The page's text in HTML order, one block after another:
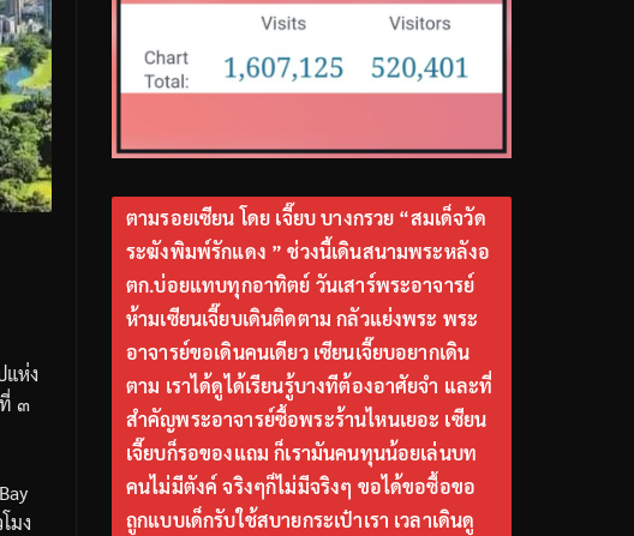
ห่ง
๓
มง
ตามรอยเซียน โดย เจี๊ยบ บางกรวย “สมเด็จวัด
ระฆังพิมพ์รักแดง ” ช่วงนี้เดินสนามพระหลังอ
ตก.บ่อยแทบทุกอาทิตย์ วันเสาร์พระอาจารย์
ห้ามเซียนเจี๊ยบเดินติดตาม กลัวแย่งพระ พระ
อาจารย์ขอเดินคนเดียว เซียนเจี๊ยบอยากเดิน
ตาม เราได้ดูได้เรียนรู้บางทีต้องอาศัยจำ และที่
สำคัญพระอาจารย์ซื้อพระร้านไหนเยอะ เซียน
เจี๊ยบก็รอของแถม ก็เรามันคนทุนน้อยเล่นบท
คนไม่มีตังค์ จริงๆก็ไม่มีจริงๆ ขอได้ขอซื้อขอ
ถูกแบบเด็กรับใช้สบายกระเป๋าเรา เวลาเดินดู